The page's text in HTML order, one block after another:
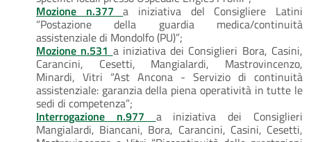
Mozione n.377a iniziativa del Consigliere Latini
“Postazione della guardia medica/continuità
assistenziale di Mondolfo (PU)”;
Mozione n.531 a iniziativa dei Consiglieri Bora, Casini,
Carancini, Cesetti, Mangialardi, Mastrovincenzo,
Minardi, Vitri “Ast Ancona - Servizio di continuità
assistenziale: garanzia della piena operatività in tutte le
sedi di competenza”;
Interrogazione n.977 a iniziativa dei Consiglieri
Mangialardi, Biancani, Bora, Carancini, Casini, Cesetti,